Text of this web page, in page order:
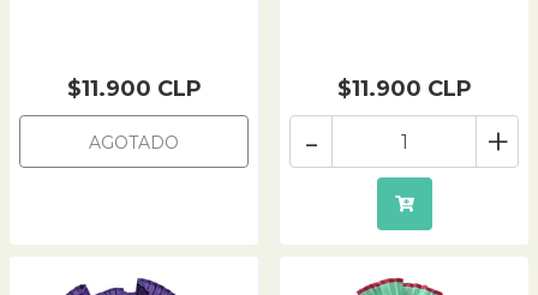
$11.900 CLP
AGOTADO
$11.900 CLP
+
-